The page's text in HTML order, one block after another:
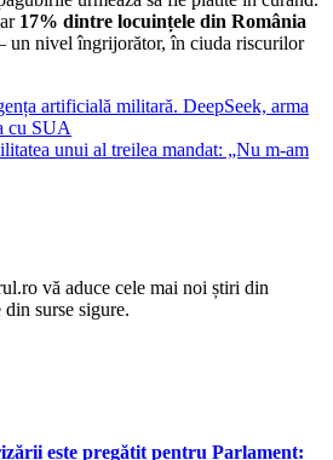
17% dintre locuințele din România
un nivel îngrijorător, în ciuda riscurilor
artificială militară. DeepSeek, arma
cu SUA
unui al treilea mandat: „Nu m-am
vă aduce cele mai noi știri din
surse sigure.
este pregătit pentru Parlament: